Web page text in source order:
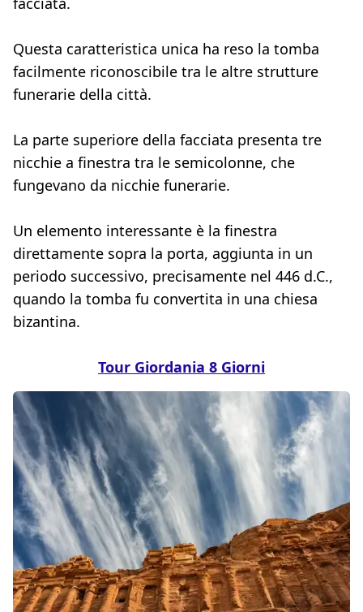
Questa caratteristica unica ha reso la tomba
facilmente riconoscibile tra le altre strutture
funerarie della città.
La parte superiore della facciata presenta tre
nicchie a finestra tra le semicolonne, che
fungevano da nicchie funerarie.
Un elemento interessante è la finestra
direttamente sopra la porta, aggiunta in un
periodo successivo, precisamente nel 446 d.C.,
quando la tomba fu convertita in una chiesa
bizantina.
Tour Giordania 8 Giorni